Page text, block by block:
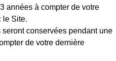
années à compter de votre
le Site.
conservées pendant une
de votre dernière